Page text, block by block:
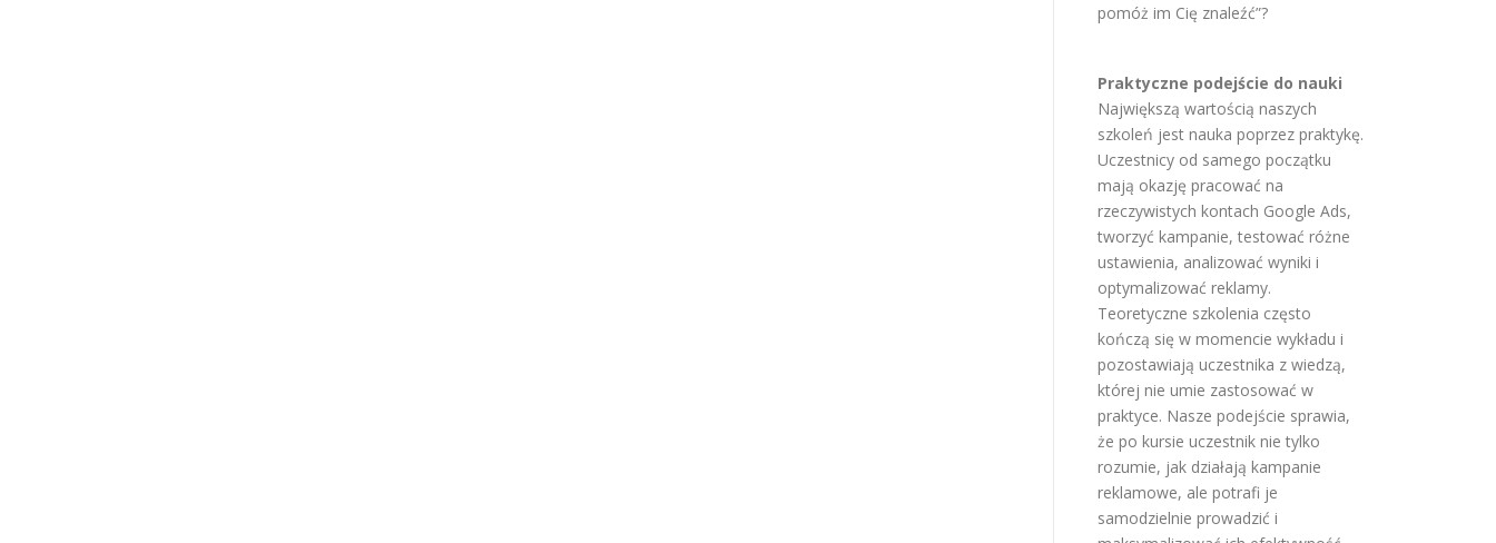
pomóż im Cię znaleźć”?
Praktyczne podejście do nauki
Największą wartością naszych
szkoleń jest nauka poprzez praktykę.
Uczestnicy od samego początku
mają okazję pracować na
rzeczywistych kontach Google Ads,
tworzyć kampanie, testować różne
ustawienia, analizować wyniki i
optymalizować reklamy.
Teoretyczne szkolenia często
kończą się w momencie wykładu i
pozostawiają uczestnika z wiedzą,
której nie umie zastosować w
praktyce. Nasze podejście sprawia,
że po kursie uczestnik nie tylko
rozumie, jak działają kampanie
reklamowe, ale potrafi je
samodzielnie prowadzić i